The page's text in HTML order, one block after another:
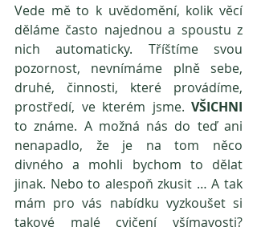
Vede mě to k uvědomění, kolik věcí
děláme často najednou a spoustu z
nich automaticky. Tříštíme svou
pozornost, nevnímáme plně sebe,
druhé, činnosti, které provádíme,
prostředí, ve kterém jsme.
to známe. A možná nás do teď ani
nenapadlo, že je na tom něco
divného a mohli bychom to dělat
jinak. Nebo to alespoň zkusit … A tak
mám pro vás nabídku vyzkoušet si
takové malé cvičení všímavosti?